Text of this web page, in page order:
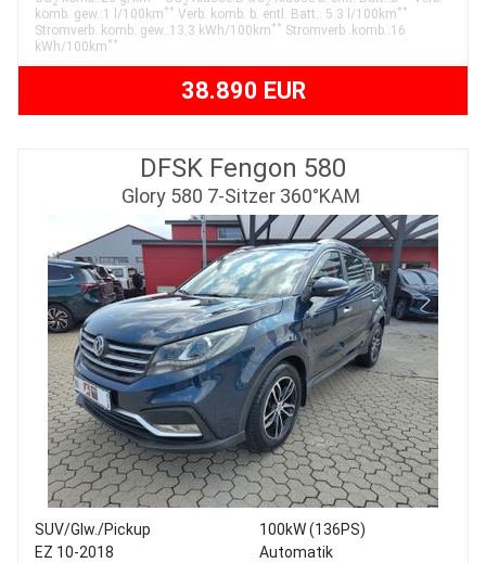
komb. gew.:1 l/100km ** Verb. komb. b. entl. Batt.: 5.3 l/100km **
Stromverb. komb. gew.:13.3 kWh/100km ** Stromverb .komb.:16
kWh/100km **
38.890 EUR
DFSK Fengon 580
Glory 580 7-Sitzer 360°KAM
SUV/Glw./Pickup
EZ 10-2018
100kW (136PS)
Automatik